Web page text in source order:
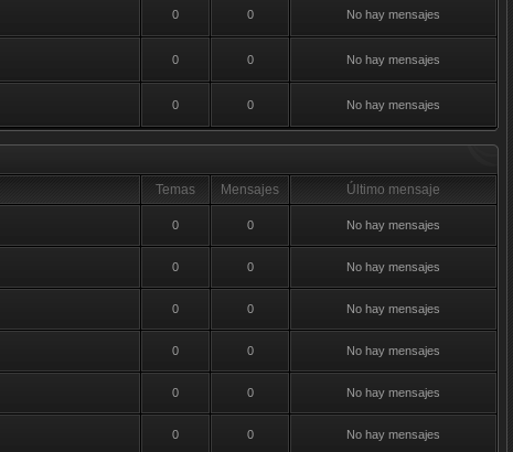
0 0 No hay mensajes
0 0 No hay mensajes
0 0 No hay mensajes
Temas Mensajes Último mensaje
0 0 No hay mensajes
0 0 No hay mensajes
0 0 No hay mensajes
0 0 No hay mensajes
0 0 No hay mensajes
0 0 No hay mensajes